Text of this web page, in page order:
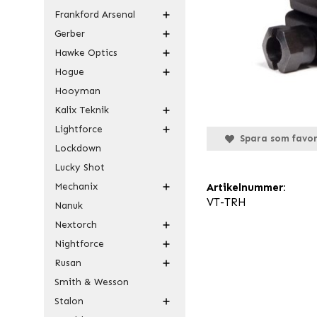
Frankford Arsenal
Gerber
Hawke Optics
Hogue
Hooyman
Kalix Teknik
Lightforce
Lockdown
Lucky Shot
Mechanix
Nanuk
Nextorch
Nightforce
Rusan
Smith & Wesson
Stalon
Spara som
Artikelnummer:
VT-TRH